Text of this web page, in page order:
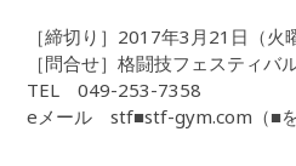
［締切り］2017年3月21日（火
［問合せ］格闘技フェスティバ
TEL 049-253-7358
eメール stf■stf-gym.com（■を